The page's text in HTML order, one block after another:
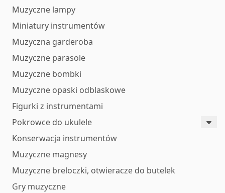
Muzyczne lampy
Miniatury instrumentów
Muzyczna garderoba
Muzyczne parasole
Muzyczne bombki
Muzyczne opaski odblaskowe
Figurki z instrumentami
Pokrowce do ukulele
Konserwacja instrumentów
Muzyczne magnesy
Muzyczne breloczki, otwieracze do butelek
Gry muzyczne